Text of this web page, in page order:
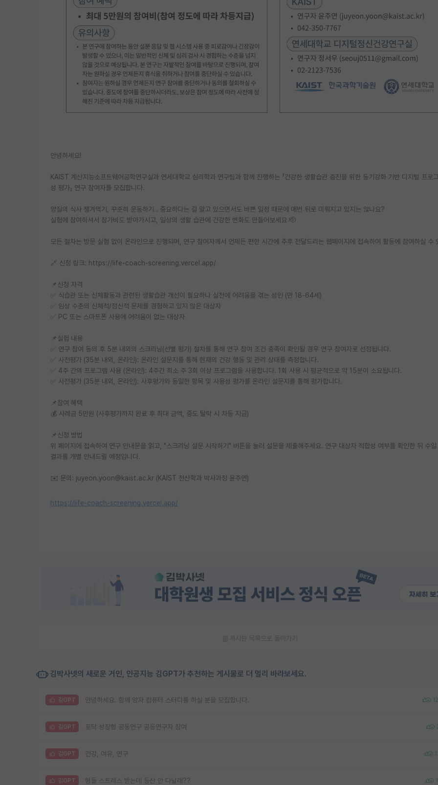
안녕하세요!
KAIST 계산지능소프트웨어공학연구실과 연세대학교 심리학과 연구팀과 함께 진행하는 「건강한 생활습관 증진을 위한 동기강화 기반 디지털 프로
성 평가」 연구 참여자를 모집합니다.
양질의 식사 챙겨먹기, 꾸준히 운동하기.. 중요하다는 걸 알고 있으면서도 바쁜 일정 때문에 매번 뒤로 미뤄지고 있지는 않나요?
실험에 참여하셔서 참가비도 받아가시고, 일상의 생활 습관에 건강한 변화도 만들어보세요 🫡
모든 절차는 방문 실험 없이 온라인으로 진행되며, 연구 참여자께서 언제든 편한 시간에 추후 전달드리는 웹페이지에 접속하여 활동에 참여하실 수
🔗 신청 링크: https://life-coach-screening.vercel.app/
📌신청 자격
✅ 식습관 또는 신체활동과 관련된 생활습관 개선이 필요하나 실천에 어려움을 겪는 성인 (만 18-64세)
✅ 임상 수준의 신체적/정신적 문제를 경험하고 있지 않은 대상자
✅ PC 또는 스마트폰 사용에 어려움이 없는 대상자
📌실험 내용
✅ 연구 참여 동의 후 5분 내외의 스크리닝(선별 평가) 절차를 통해 연구 참여 조건 충족이 확인될 경우 연구 참여자로 선정됩니다.
✅ 사전평가 (35분 내외, 온라인): 온라인 설문지를 통해 현재의 건강 행동 및 관리 상태를 측정합니다.
✅ 4주 간의 프로그램 사용 (온라인): 4주간 최소 주 3회 이상 프로그램을 사용합니다. 1회 사용 시 평균적으로 약 15분이 소요됩니다.
✅ 사전평가 (35분 내외, 온라인): 사후평가와 동일한 항목 및 사용성 평가를 온라인 설문지를 통해 평가합니다.
📌참여 혜택
💰 사례금 5만원 (사후평가까지 완료 후 최대 금액, 중도 탈락 시 차등 지급)
📌신청 방법
위 페이지에 접속하여 연구 안내문을 읽고, "스크리닝 설문 시작하기" 버튼을 눌러 설문을 제출해주세요. 연구 대상자 적합성 여부를 확인한 뒤 수일
결과를 개별 안내드릴 예정입니다.
✉️ 문의: juyeon.yoon@kaist.ac.kr (KAIST 전산학과 박사과정 윤주연)
https://life-coach-screening.vercel.app/
게시판 목록으로 돌아가기
김박사넷의 새로운 거인, 인공지능 김GPT가 추천하는 게시물로 더 멀리 바라보세요.
김GPT 안녕하세요. 함께 양자 컴퓨터 스터디를 하실 분을 모집합니다. 12
김GPT 포닥 성장형 공동연구 공동연구자 참여
김GPT 건강, 여유, 연구
김GPT 형들 스트레스 받는데 등산 안 다닐래??